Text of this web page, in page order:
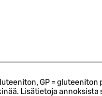
GP =
Lisätietoja